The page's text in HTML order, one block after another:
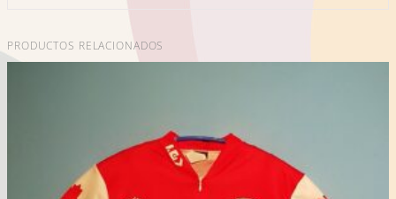
PRODUCTOS RELACIONADOS